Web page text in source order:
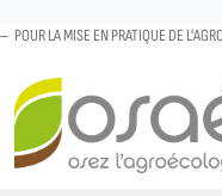
POUR LA MISE EN PRATIQUE DE